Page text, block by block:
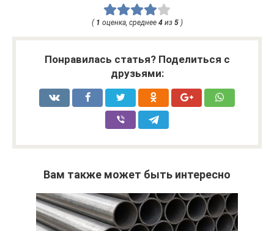
( 1 оценка, среднее 4из 5)
Понравилась статья? Поделиться с
друзьями:
Вам также может быть интересно